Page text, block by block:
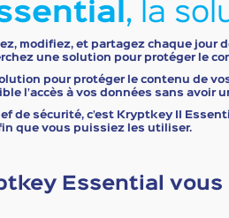
, la
modifiez, et partagez chaque
une solution pour protéger le
pour protéger le contenu de
l’accès à vos données sans avoir
de sécurité, c’est Kryptkey II
que vous puissiez les utiliser.
Essential vous